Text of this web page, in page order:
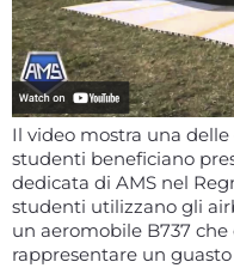
Il video mostra una
studenti beneficiano
dedicata di AMS nel
studenti utilizzano gli
un aeromobile B737
rappresentare un